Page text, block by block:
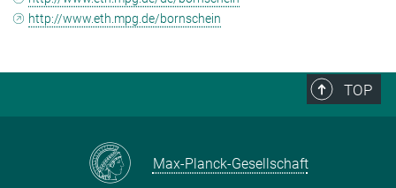
http://www.eth.mpg.de/bornschein
TOP
Max-Planck-Gesellschaft